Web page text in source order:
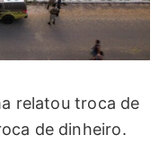
relatou troca de
de dinheiro.